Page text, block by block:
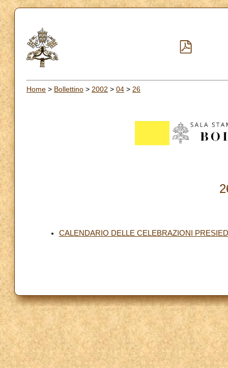
Home > Bollettino > 2002 > 04 > 26
CALENDARIO DELLE CELEBRAZIONI